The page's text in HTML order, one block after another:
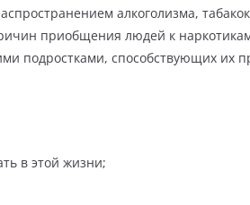
алкоголизма,
приобщения людей к
подростками, способствующих их
в этой жизни;